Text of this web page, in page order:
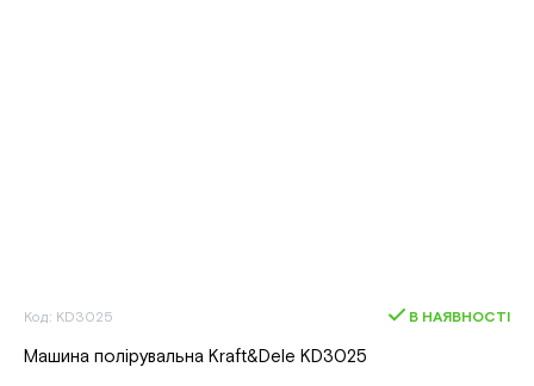
Код: KD3025 В НАЯВНОСТІ
Машина полірувальна Kraft&Dele KD3025